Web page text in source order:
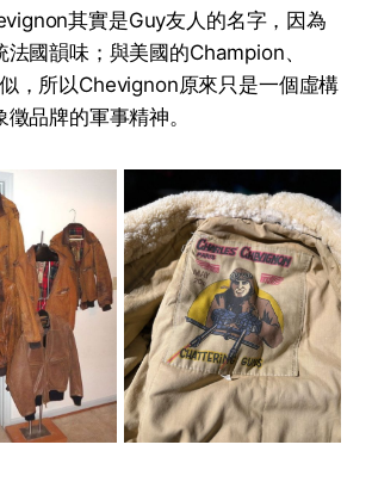
其實是Guy友人的名字，因為
國韻味；與美國的Champion、
，所以Chevignon原來只是一個虛構
品牌的軍事精神。